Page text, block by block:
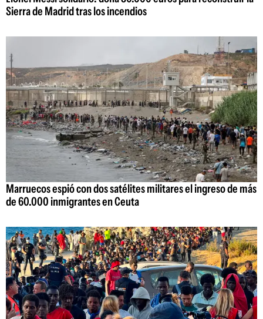
Sierra de Madrid tras los incendios
Marruecos espió con dos satélites militares el ingreso de más
de 60.000 inmigrantes en Ceuta